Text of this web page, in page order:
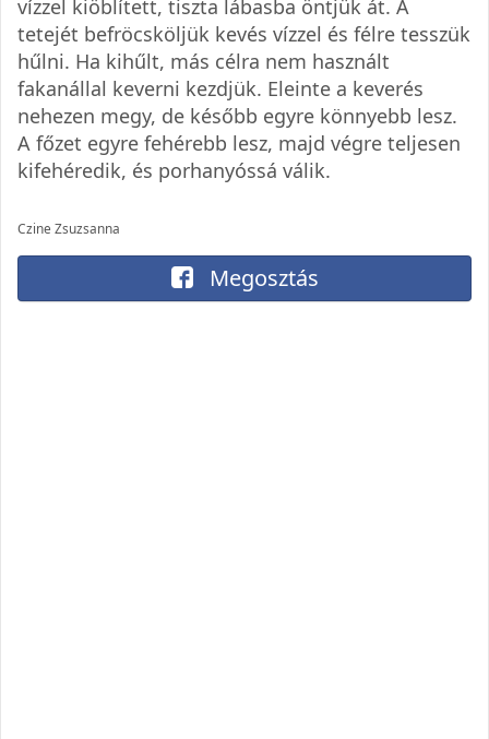
vízzel kiöblített, tiszta lábasba öntjük át. A
tetejét befröcsköljük kevés vízzel és félre tesszük
hűlni. Ha kihűlt, más célra nem használt
fakanállal keverni kezdjük. Eleinte a keverés
nehezen megy, de később egyre könnyebb lesz.
A főzet egyre fehérebb lesz, majd végre teljesen
kifehéredik, és porhanyóssá válik.
Czine Zsuzsanna
Megosztás